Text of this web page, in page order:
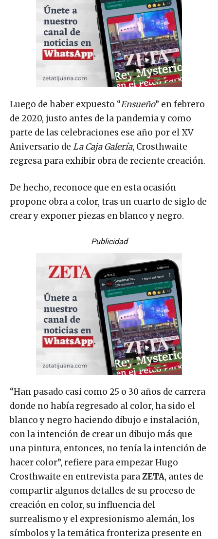
Luego de haber expuesto “Ensueño” en febrero
de 2020, justo antes de la pandemia y como
parte de las celebraciones ese año por el XV
Aniversario de La Caja Galería, Crosthwaite
regresa para exhibir obra de reciente creación.
De hecho, reconoce que en esta ocasión
propone obra a color, tras un cuarto de siglo de
crear y exponer piezas en blanco y negro.
Publicidad
“Han pasado casi como 25 o 30 años de carrera
donde no había regresado al color, ha sido el
blanco y negro haciendo dibujo e instalación,
con la intención de crear un dibujo más que
una pintura, entonces, no tenía la intención de
hacer color”, refiere para empezar Hugo
Crosthwaite en entrevista paraZETA, antes de
compartir algunos detalles de su proceso de
creación en color, su influencia del
surrealismo y el expresionismo alemán, los
símbolos y la temática fronteriza presente en